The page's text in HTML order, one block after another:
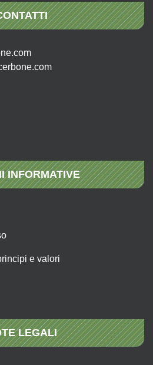
INFORMATIVE
e valori
LEGALI